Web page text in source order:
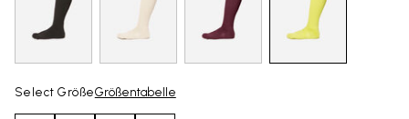
Select GrößeGrößentabelle